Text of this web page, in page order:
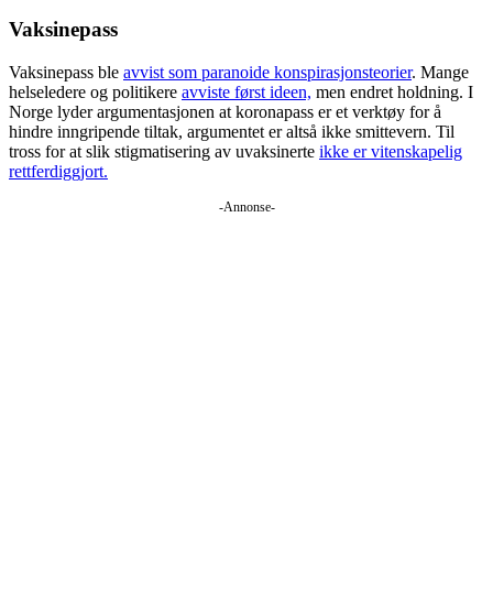
Vaksinepass
Vaksinepass ble avvist som paranoide konspirasjonsteorier. Mange
helseledere og politikere avviste først ideen, men endret holdning. I
Norge lyder argumentasjonen at koronapass er et verktøy for å
hindre inngripende tiltak, argumentet er altså ikke smittevern. Til
tross for at slik stigmatisering av uvaksinerte ikke er vitenskapelig
rettferdiggjort.
-Annonse-